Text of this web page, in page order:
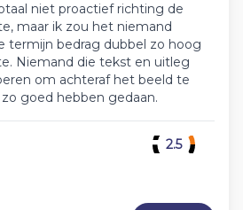
niet proactief richting de
maar ik zou het niemand
termijn bedrag dubbel zo hoog
Niemand die tekst en uitleg
om achteraf het beeld te
goed hebben gedaan.
2.5